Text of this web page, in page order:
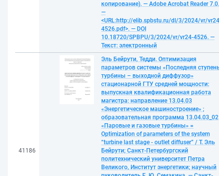
копирование). — Adobe Acrobat Reader 7.0.
—
<URL:http://elib.spbstu.ru/dl/3/2024/vr/
4526.pdf>. — DOI
10.18720/SPBPU/3/2024/vr/vr24-4526. —
Текст: электронный
41186
Эль Бейрути, Тедди. Оптимизация
параметров системы «Последняя
турбины – выходной диффузор»
стационарной ГТУ средней мощности:
выпускная квалификационная работа
магистра: направление 13.04.03
«Энергетическое машиностроение» ;
образовательная программа 13.04.03_02
«Паровые и газовые турбины» =
Optimization of parameters of the system
“turbine last stage - outlet diffuser” / Т. Эль
Бейрути; Санкт-Петербургский
политехнический университет Петра
Великого, Институт энергетики; научный